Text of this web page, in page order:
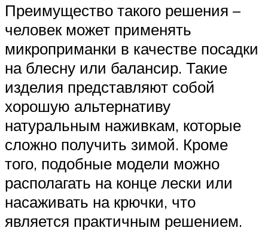
Преимущество такого решения –
человек может применять
микроприманки в качестве посадки
на блесну или балансир. Такие
изделия представляют собой
хорошую альтернативу
натуральным наживкам, которые
сложно получить зимой. Кроме
того, подобные модели можно
располагать на конце лески или
насаживать на крючки, что
является практичным решением.